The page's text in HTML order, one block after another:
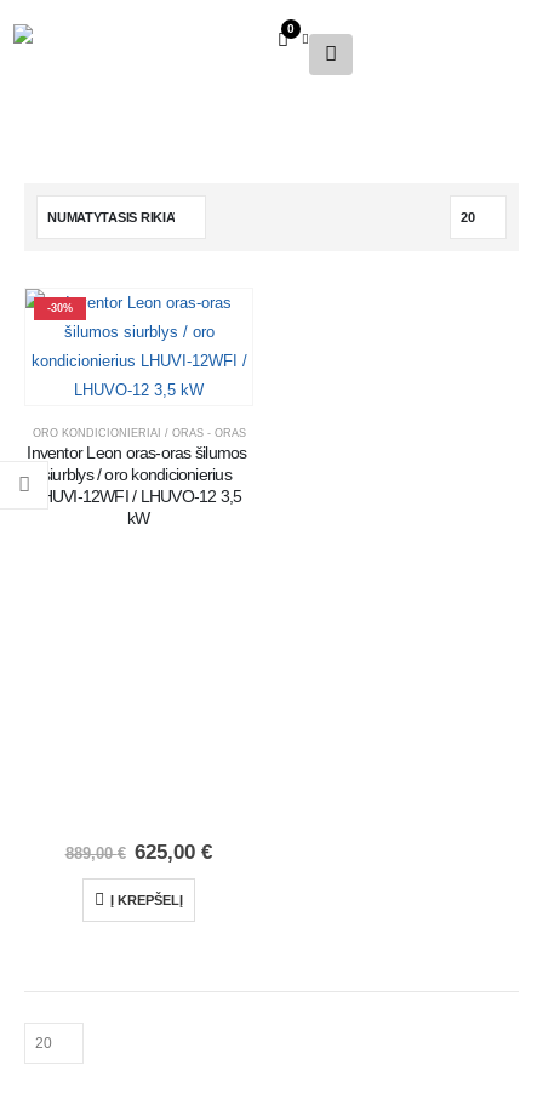
0
-30%
ORO KONDICIONIERIAI / ORAS - ORAS
Inventor Leon oras-oras šilumos
siurblys / oro kondicionierius
LHUVI-12WFI / LHUVO-12 3,5
kW
889,00€ 625,00€
Į KREPŠELĮ